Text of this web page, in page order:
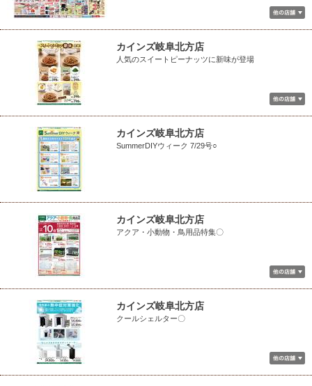
カインズ岐阜北方店
人気のスイートピーナッツに新味が登場
カインズ岐阜北方店
SummerDIYウィーク 7/29号○
カインズ岐阜北方店
アクア・小動物・鳥用品特集〇
カインズ岐阜北方店
クールシェルター〇